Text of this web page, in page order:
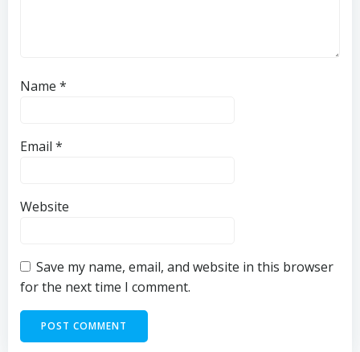
Name *
Email *
Website
Save my name, email, and website in this browser
for the next time I comment.